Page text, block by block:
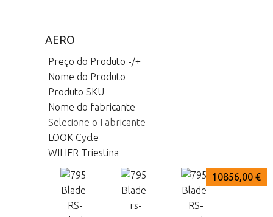
AERO
Preço do Produto -/+
Nome do Produto
Produto SKU
Nome do fabricante
Selecione o Fabricante
LOOK Cycle
WILIER Triestina
12365,00 €
10856,00 €
10856,00 €